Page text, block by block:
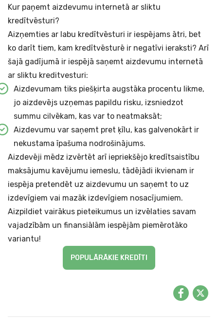
Kur paņemt aizdevumu internetā ar sliktu
kredītvēsturi?
Aizņemties ar labu kredītvēsturi ir iespējams ātri, bet
ko darīt tiem, kam kredītvēsturē ir negatīvi ieraksti? Arī
šajā gadījumā ir iespējā saņemt aizdevumu internetā
ar sliktu kreditvesturi:
Aizdevumam tiks piešķirta augstāka procentu likme,
jo aizdevējs uzņemas papildu risku, izsniedzot
summu cilvēkam, kas var to neatmaksāt;
Aizdevumu var saņemt pret ķīlu, kas galvenokārt ir
nekustama īpašuma nodrošinājums.
Aizdevēji mēdz izvērtēt arī iepriekšējo kredītsaistību
maksājumu kavējumu iemeslu, tādējādi ikvienam ir
iespēja pretendēt uz aizdevumu un saņemt to uz
izdevīgiem vai mazāk izdevīgiem nosacījumiem.
Aizpildiet vairākus pieteikumus un izvēlaties savam
vajadzībām un finansiālām iespējām piemērotāko
variantu!
POPULĀRĀKIE KREDĪTI